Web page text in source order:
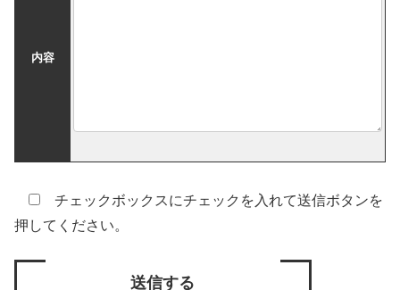
内容
チェックボックスにチェックを入れて送信ボタンを
押してください。